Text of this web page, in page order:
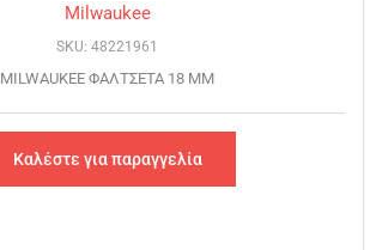
Milwaukee
SKU: 48221961
MILWAUKEE ΦΑΛΤΣΕΤΑ 18 MM
Καλέστε για παραγγελία